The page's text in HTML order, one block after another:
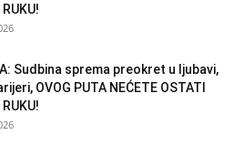
Sudbina sprema preokret u ljubavi,
OVOG PUTA NEĆETE OSTATI